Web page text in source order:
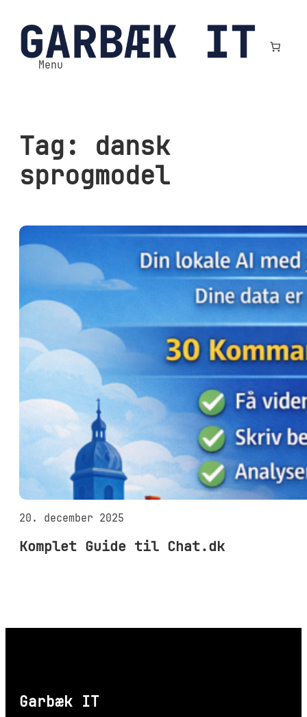
til
indhold
Menu
Tag: dansk
sprogmodel
20. december 2025
Komplet Guide til Chat.dk
Garbæk IT